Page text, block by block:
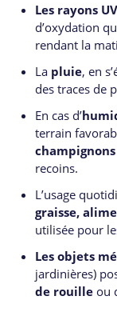
Les rayons UV
d’oxydation
rendant la
La pluie, en
des traces de
En cas d’
terrain
recoins.
L’usage
graisse,
utilisée pour
Les objets
jardinières)
de rouille ou